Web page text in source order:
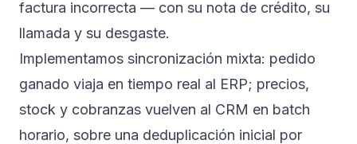
factura incorrecta — con su nota de crédito, su
llamada y su desgaste.
Implementamos sincronización mixta: pedido
ganado viaja en tiempo real al ERP; precios,
stock y cobranzas vuelven al CRM en batch
horario, sobre una deduplicación inicial por